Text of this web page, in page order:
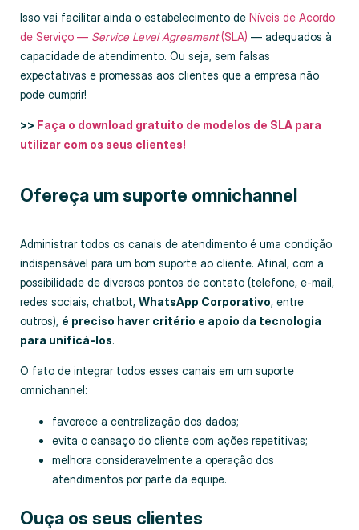
Isso vai facilitar ainda o estabelecimento de Níveis de Acordo
de Serviço — Service Level Agreement(SLA) — adequados à
capacidade de atendimento. Ou seja, sem falsas
expectativas e promessas aos clientes que a empresa não
pode cumprir!
>> Faça o download gratuito de modelos de SLA para
utilizar com os seus clientes!
Ofereça um suporte omnichannel
Administrar todos os canais de atendimento é uma condição
indispensável para um bom suporte ao cliente. Afinal, com a
possibilidade de diversos pontos de contato (telefone, e-mail,
redes sociais, chatbot, WhatsApp Corporativo, entre
outros), é preciso haver critério e apoio da tecnologia
para unificá-los.
O fato de integrar todos esses canais em um suporte
omnichannel:
favorece a centralização dos dados;
evita o cansaço do cliente com ações repetitivas;
melhora consideravelmente a operação dos
atendimentos por parte da equipe.
Ouça os seus clientes